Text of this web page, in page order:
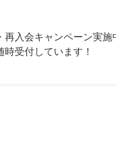
再入会キャンペーン実施
受付しています！